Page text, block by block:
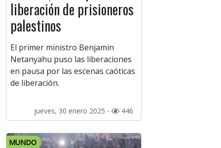
liberación de prisioneros
palestinos
El primer ministro Benjamin
Netanyahu puso las liberaciones
en pausa por las escenas caóticas
de liberación.
jueves, 30 enero 2025 - 446
MUNDO